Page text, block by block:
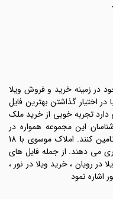
در زمینه خرید و فروش ویلا
اختیار گذاشتن بهترین فایل
دارد تجربه خوبی از خرید ملک
این مجموعه همواره در
تلاش هستند رضایت طرفین معامله ها را تامین کنند. املاک موسوی با 18
می دهند. از جمله فایل های
رویان ، خرید ویلا در نور ،
اشاره نمود